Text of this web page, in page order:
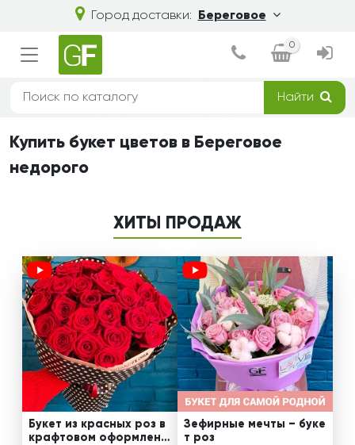
Город доставки: Береговое
0
Найти
Купить букет цветов в Береговое
недорого
ХИТЫ ПРОДАЖ
Букет из красных роз в
крафтовом оформлени
Зефирные мечты – буке
т роз